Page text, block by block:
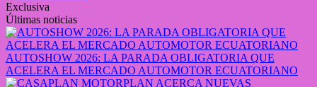
Exclusiva
Últimas noticias
AUTOSHOW 2026: LA PARADA OBLIGATORIA QUE
ACELERA EL MERCADO AUTOMOTOR ECUATORIANO